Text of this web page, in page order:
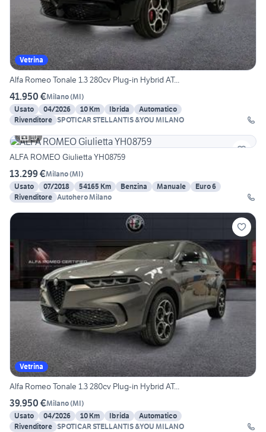
Vetrina
Alfa Romeo Tonale 1.3 280cv Plug-in Hybrid AT...
41.950 €Milano(MI)
Usato
04/2026 10 Km Ibrida
Automatico
Rivenditore SPOTICAR STELLANTIS &YOU MILANO
10
ALFA ROMEO Giulietta YH08759
13.299 €Milano(MI)
Usato
07/2018 54165 Km Benzina Manuale
Euro 6
Rivenditore Autohero Milano
Vetrina
Alfa Romeo Tonale 1.3 280cv Plug-in Hybrid AT...
39.950 €Milano(MI)
Usato
04/2026 10 Km Ibrida
Automatico
Rivenditore SPOTICAR STELLANTIS &YOU MILANO